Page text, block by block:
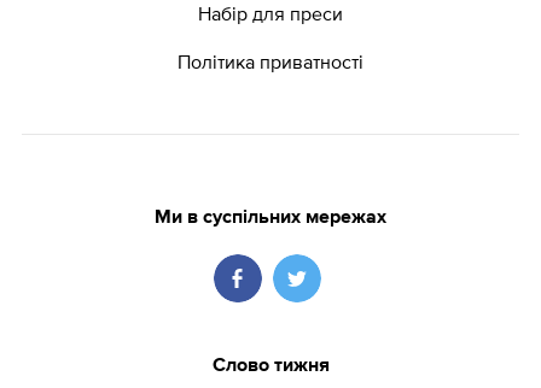
Набір для преси
Політика приватності
Ми в суспільних мережах
Слово тижня